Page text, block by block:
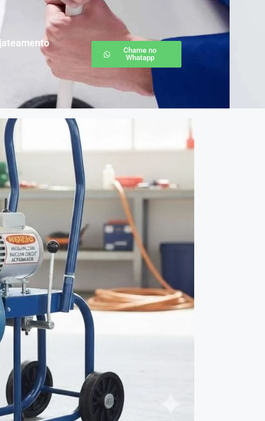
Chame no
Whatapp